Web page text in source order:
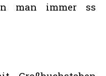
man immer ss